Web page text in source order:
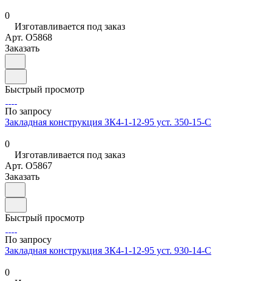
0
Изготавливается под заказ
Арт. O5868
Заказать
Быстрый просмотр
По запросу
Закладная конструкция ЗК4-1-12-95 уст. 350-15-С
0
Изготавливается под заказ
Арт. O5867
Заказать
Быстрый просмотр
По запросу
Закладная конструкция ЗК4-1-12-95 уст. 930-14-С
0